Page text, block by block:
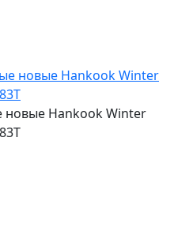
Hankook Winter